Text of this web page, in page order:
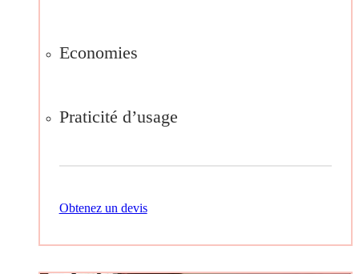
Economies
Praticité d’usage
Obtenez un devis